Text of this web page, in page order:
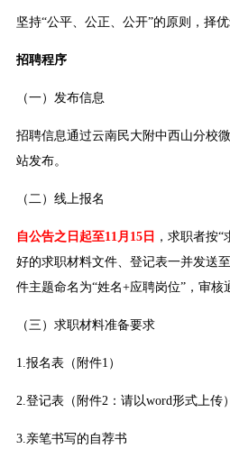
坚持“公平、公正、公开”的原则，择优
招聘程序
（一）发布信息
招聘信息通过云南民大附中西山分校
站发布。
（二）线上报名
自公告之日起至11月15日 ，求职者按
好的求职材料文件、登记表一并发送
件主题命名为“姓名+应聘岗位”，审核
（三）求职材料准备要求
1.报名表（附件1）
2.登记表（附件2：请以word形式上传）
3.亲笔书写的自荐书